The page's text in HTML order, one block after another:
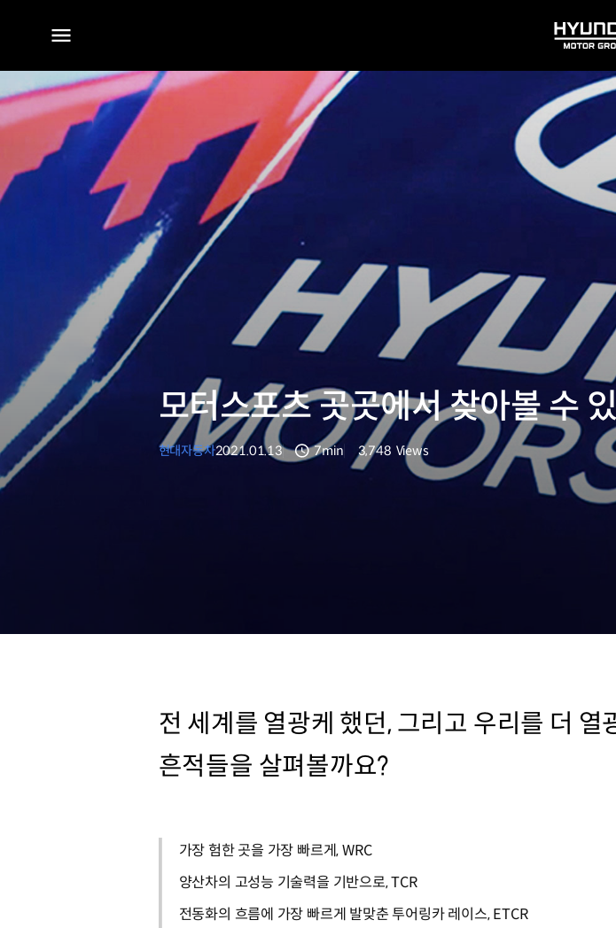
전체
메뉴
HYUNDAI
MOTOR
GROUP
모터스포츠 곳곳에서 찾아볼 수
현대자동차2021.01.13
분량
7min
조회수
3,748 Views
전 세계를 열광케 했던, 그리고 우리를 더
흔적들을 살펴볼까요?
가장 험한 곳을 가장 빠르게, WRC
양산차의 고성능 기술력을 기반으로, TCR
전동화의 흐름에 가장 빠르게 발맞춘 투어링카 레이스, ETCR